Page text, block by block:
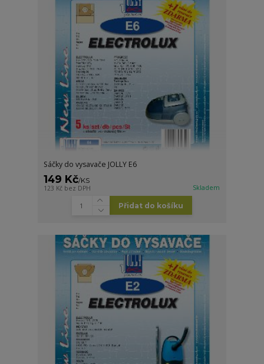
Sáčky do vysavače JOLLY E6
149 Kč/KS
123 Kč bez DPH Skladem
Přidat do košíku